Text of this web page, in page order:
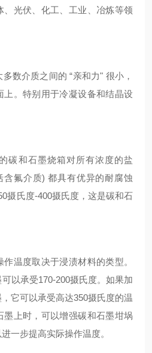
光伏、化工、工业、冶炼等领
数介质之间的 “亲和力" 很小，
上。特别用于冷凝设备和结晶设
碳和石墨烧箱对所有浓度的盐
氟介质) 都具有优异的耐腐蚀
摄氏度-400摄氏度，这是碳和石
温度取决于浸渍材料的类型。
以承受170-200摄氏度。如果加
它可以承受高达350摄氏度的温
墨上时，可以增强碳和石墨坩埚
一步提高实际操作温度。